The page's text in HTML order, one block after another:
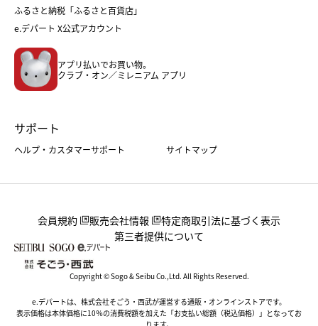
フード
ホーム・キッチン＆アート
ふるさと納税「ふるさと百貨店」
e.デパート X公式アカウント
アプリ払いでお買い物。
クラブ・オン／ミレニアム アプリ
サポート
ヘルプ・カスタマーサポート サイトマップ
会員規約 販売会社情報
特定商取引法に基づく表示
第三者提供について
Copyright © Sogo & Seibu Co.,Ltd. All Rights Reserved.
e.デパートは、株式会社そごう・西武が運営する通販・オンラインストアです。
表示価格は本体価格に10％の消費税額を加えた「お支払い総額（税込価格）」となってお